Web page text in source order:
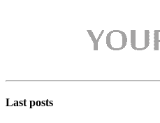
Last posts